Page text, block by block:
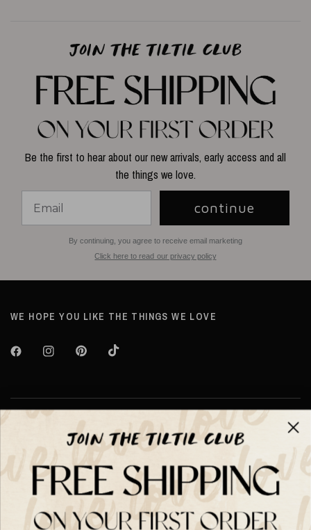
Be the first to hear about our new arrivals, early access and all
the things we love.
continue
By continuing, you agree to receive email marketing
Click here to read our privacy policy
WE HOPE YOU LIKE THE THINGS WE LOVE
Over TILTIL
Help
Shop op